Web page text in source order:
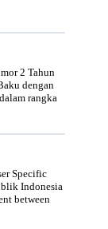
2 Tahun
dengan
rangka
Specific
Indonesia
between